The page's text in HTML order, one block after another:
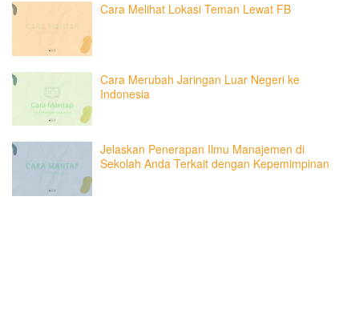
Cara Melihat Lokasi Teman Lewat FB
Cara Merubah Jaringan Luar Negeri ke
Indonesia
Jelaskan Penerapan Ilmu Manajemen di
Sekolah Anda Terkait dengan Kepemimpinan